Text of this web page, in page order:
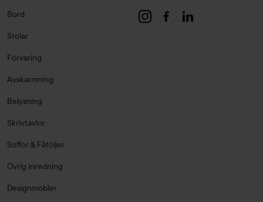
Bord
Stolar
Förvaring
Avskärmning
Belysning
Skrivtavlor
Soffor & Fåtöljer
Övrig inredning
Designmöbler